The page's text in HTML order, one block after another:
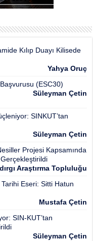
Kılıp Duayı Kilisede
Yahya Oruç
(ESC30)
Süleyman Çetin
SINKUT’tan
Süleyman Çetin
Projesi Kapsamında
Araştırma Topluluğu
Tarihi Eseri: Sitti Hatun
Mustafa Çetin
SIN-KUT’tan
Süleyman Çetin